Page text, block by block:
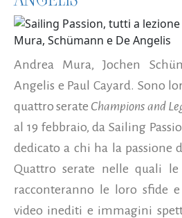
Andrea Mura, Jochen
Angelis e Paul Cayard. Sono
quattro serate Champions and
al 19 febbraio, da Sailing
dedicato a chi ha la passione
Quattro serate nelle quali le
racconteranno le loro sfide
video inediti e immagini